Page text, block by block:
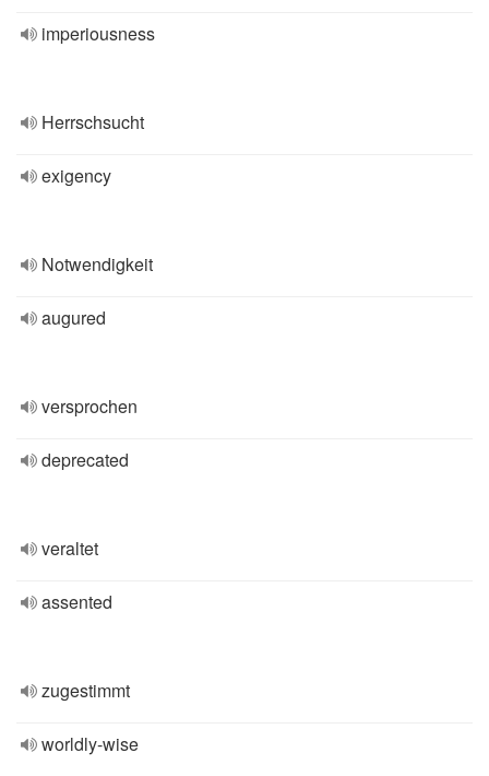
imperiousness
Herrschsucht
exigency
Notwendigkeit
augured
versprochen
deprecated
veraltet
assented
zugestimmt
worldly-wise